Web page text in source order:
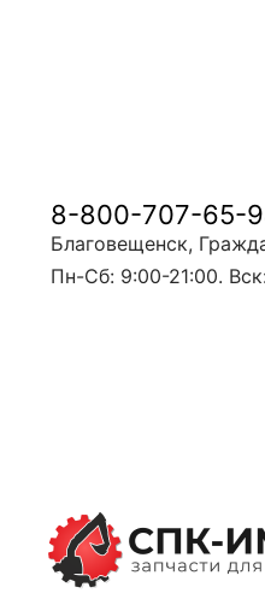
8-800-707-65-
Благовещенск,
Пн-Сб: 9:00-21:00.